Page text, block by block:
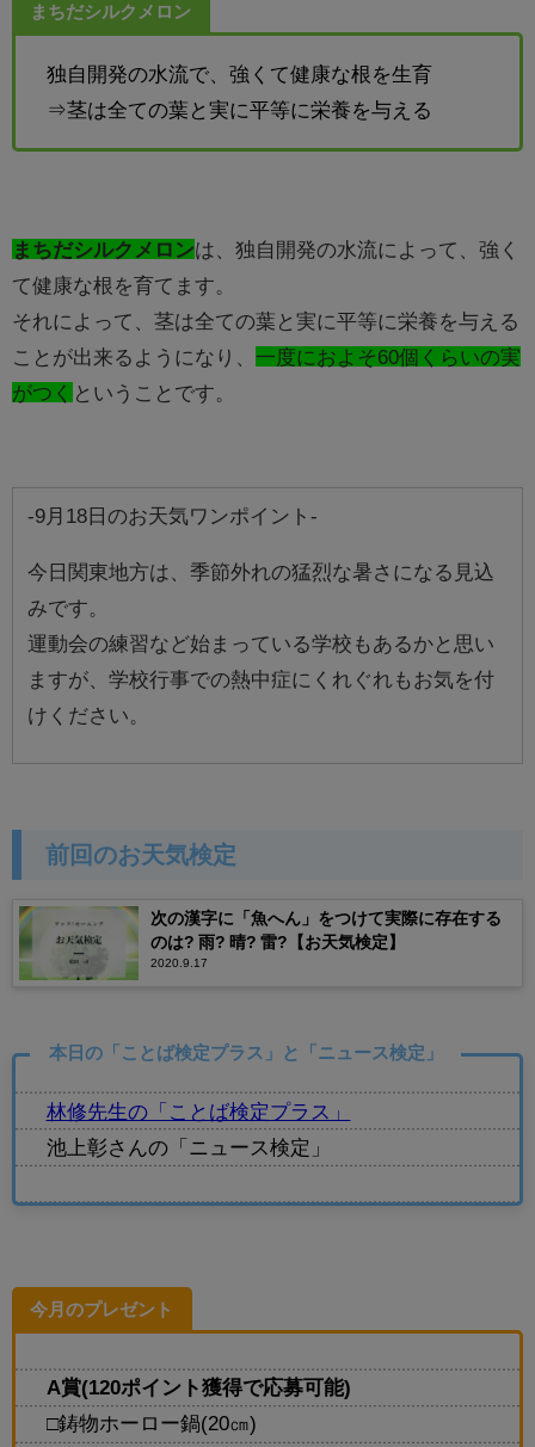
まちだシルクメロン
独自開発の水流で、強くて健康な根を生育
⇒茎は全ての葉と実に平等に栄養を与える
まちだシルクメロンは、独自開発の水流によって、強く
て健康な根を育てます。
それによって、茎は全ての葉と実に平等に栄養を与える
ことが出来るようになり、 一度におよそ60個くらいの実
がつく ということです。
-9月18日のお天気ワンポイント-
今日関東地方は、季節外れの猛烈な暑さになる見込
みです。
運動会の練習など始まっている学校もあるかと思い
ますが、学校行事での熱中症にくれぐれもお気を付
けください。
前回のお天気検定
次の漢字に「魚へん」をつけて実際に存在する
のは? 雨? 晴? 雷?【お天気検定】
2020.9.17
本日の「ことば検定プラス」と「ニュース検定」
林修先生の「ことば検定プラス」
池上彰さんの「ニュース検定」
今月のプレゼント
A賞(120ポイント獲得で応募可能)
□鋳物ホーロー鍋(20㎝)